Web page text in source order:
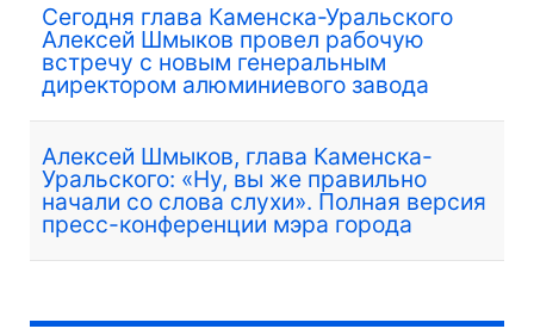
Сегодня глава Каменска-Уральского
Алексей Шмыков провел рабочую
встречу с новым генеральным
директором алюминиевого завода
Алексей Шмыков, глава Каменска-
Уральского: «Ну, вы же правильно
начали со слова слухи». Полная версия
пресс-конференции мэра города